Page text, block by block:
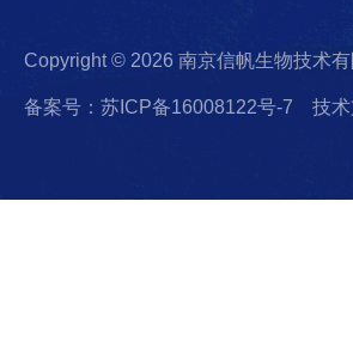
Copyright © 2026 南京信帆生物技术
备案号：苏ICP备16008122号-7 技